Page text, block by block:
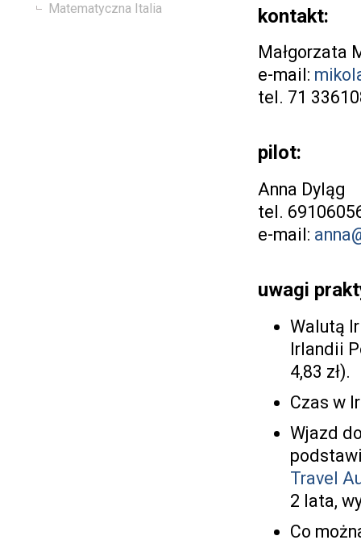
Matematyczna Italia
kontakt:
Małgorzata
e-mail:
tel. 71
pilot:
Anna Dyląg
tel.
e-mail:
uwagi
Walutą
Irlandii
4,83 zł).
Czas w
Wjazd
Travel
2 lata,
Co